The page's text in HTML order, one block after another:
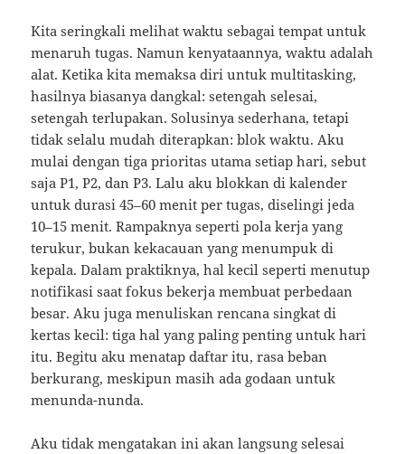
Kita seringkali melihat waktu sebagai tempat untuk
menaruh tugas. Namun kenyataannya, waktu adalah
alat. Ketika kita memaksa diri untuk multitasking,
hasilnya biasanya dangkal: setengah selesai,
setengah terlupakan. Solusinya sederhana, tetapi
tidak selalu mudah diterapkan: blok waktu. Aku
mulai dengan tiga prioritas utama setiap hari, sebut
saja P1, P2, dan P3. Lalu aku blokkan di kalender
untuk durasi 45–60 menit per tugas, diselingi jeda
10–15 menit. Rampaknya seperti pola kerja yang
terukur, bukan kekacauan yang menumpuk di
kepala. Dalam praktiknya, hal kecil seperti menutup
notifikasi saat fokus bekerja membuat perbedaan
besar. Aku juga menuliskan rencana singkat di
kertas kecil: tiga hal yang paling penting untuk hari
itu. Begitu aku menatap daftar itu, rasa beban
berkurang, meskipun masih ada godaan untuk
menunda-nunda.
Aku tidak mengatakan ini akan langsung selesai